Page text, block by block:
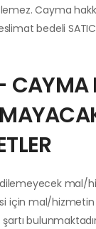
Cayma
bedeli
CAYMA
mal/
için mal/